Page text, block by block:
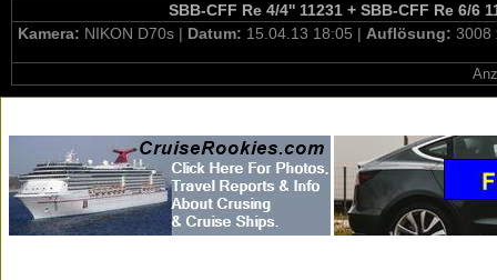
SBB-CFF Re 4/4'' 11231 + SBB-CFF Re 6/6
Kamera: NIKON D70s | Datum: 15.04.13 18:05 | Auflösung: 3008